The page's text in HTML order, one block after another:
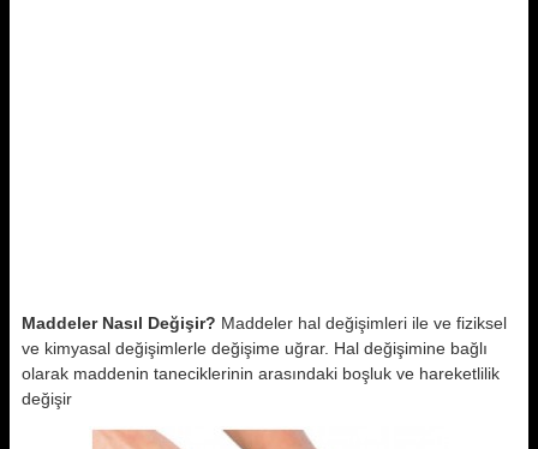
Maddeler Nasıl Değişir? Maddeler hal değişimleri ile ve fiziksel
ve kimyasal değişimlerle değişime uğrar. Hal değişimine bağlı
olarak maddenin taneciklerinin arasındaki boşluk ve hareketlilik
değişir